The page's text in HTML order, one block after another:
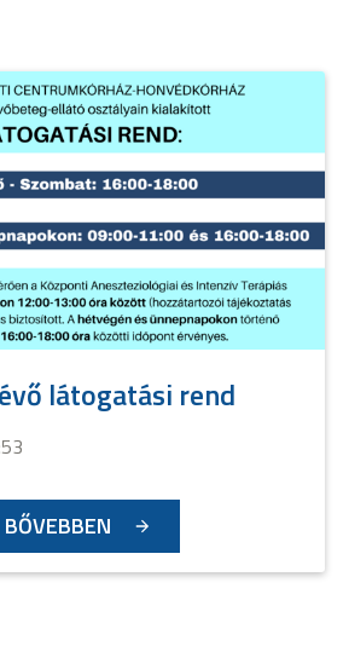
látogatási rend
BŐVEBBEN